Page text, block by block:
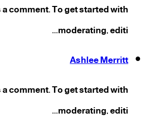
comment. To get started with
moderating, editi...
Ashlee Merritt
comment. To get started with
moderating, editi...